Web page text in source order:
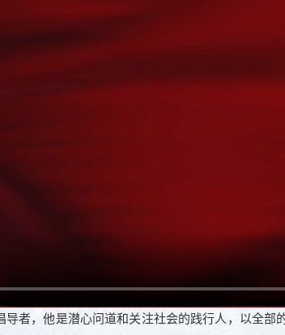
，他是潜心问道和关注社会的践行人，以全部